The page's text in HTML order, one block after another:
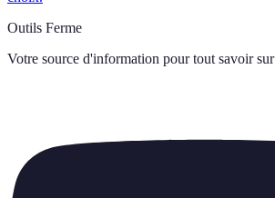
Outils Ferme
Votre source d'information pour tout savoir sur